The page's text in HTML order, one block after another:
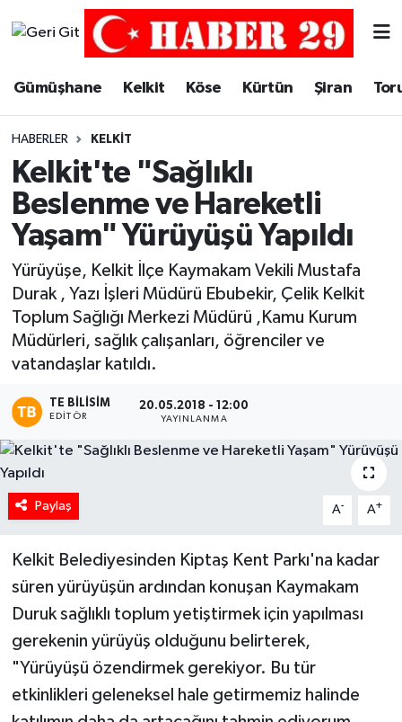
Gümüşhane Kelkit Köse Kürtün Şiran
HABERLER KELKIT
Kelkit'te "Sağlıklı
Beslenme ve Hareketli
Yaşam" Yürüyüşü Yapıldı
Yürüyüşe, Kelkit İlçe Kaymakam Vekili Mustafa
Durak , Yazı İşleri Müdürü Ebubekir, Çelik Kelkit
Toplum Sağlığı Merkezi Müdürü ,Kamu Kurum
Müdürleri, sağlık çalışanları, öğrenciler ve
vatandaşlar katıldı.
TE BILISIM
EDITÖR
20.05.2018 - 12:00
YAYINLANMA
Paylaş A- A+
Kelkit Belediyesinden Kiptaş Kent Parkı'na kadar
süren yürüyüşün ardından konuşan Kaymakam
Duruk sağlıklı toplum yetiştirmek için yapılması
gerekenin yürüyüş olduğunu belirterek,
"Yürüyüşü özendirmek gerekiyor. Bu tür
etkinlikleri geleneksel hale getirmemiz halinde
Merkez Trafik Yoğunluk Haritası
Süper Lig Puan Durumu ve Fikstür
Tüm Manşetler
Son Dakika Haberleri
Haber Arşivi